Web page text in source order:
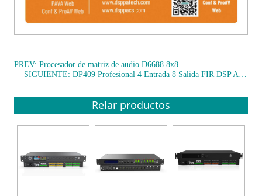
PREV:Procesador de matriz de audio D6688 8x8
SIGUIENTE:
Relar productos